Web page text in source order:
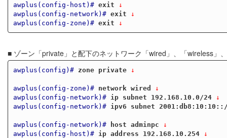
awplus(config-host)# exit ↓
awplus(config-network)# exit ↓
awplus(config-zone)# exit ↓
■ ゾーン「private」と配下のネットワーク「wired」、「wireless
awplus(config)# zone private ↓
awplus(config-zone)# network wired
↓
awplus(config-network)#
ip subnet 192.168.10.0/24 ↓
awplus(config-network)#
ipv6 subnet
awplus(config-network)# host adminpc ↓
awplus(config-host)#
ip address 192.168.10.254 ↓